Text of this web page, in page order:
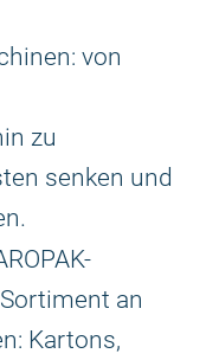
von
zu
senken und
an
Kartons,